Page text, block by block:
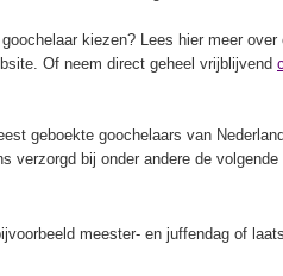
kiezen? Lees hier meer over
Of neem direct geheel vrijblijvend
geboekte goochelaars van
verzorgd bij onder andere de volgende
meester- en juffendag of